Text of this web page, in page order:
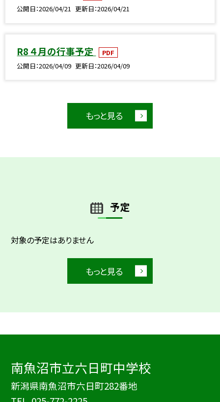
公開日 2026/04/21 更新日 2026/04/21
R8 ４月の行事予定
PDF
公開日 2026/04/09 更新日 2026/04/09
もっと見る
予定
対象の予定はありません
もっと見る
南魚沼市立六日町中学校
新潟県南魚沼市六日町282番地